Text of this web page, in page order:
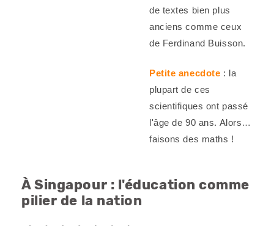
de textes bien plus
anciens comme ceux
de Ferdinand Buisson.
Petite anecdote : la
plupart de ces
scientifiques ont passé
l'âge de 90 ans. Alors…
faisons des maths !
À Singapour : l'éducation comme
pilier de la nation